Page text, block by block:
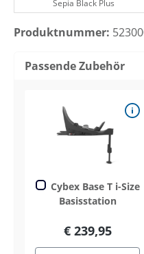
Sepia Black Plus
Produktnummer:
Passende Zubehör
Cybex Base T i-Size
Basisstation
€ 239,95